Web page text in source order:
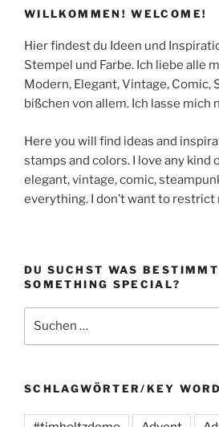
WILLKOMMEN! WELCOME!
Hier findest du Ideen und
Stempel und Farbe. Ich liebe alle
Modern, Elegant, Vintage, Comic,
bißchen von allem. Ich lasse
Here you will find ideas and
stamps and colors. I love any kind
elegant, vintage, comic,
everything. I don’t want to
DU SUCHST WAS
SOMETHING SPECIAL?
nach:
SCHLAGWÖRTER/KEY